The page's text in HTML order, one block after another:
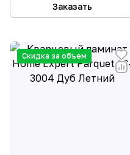
Заказать
Скидка за объем